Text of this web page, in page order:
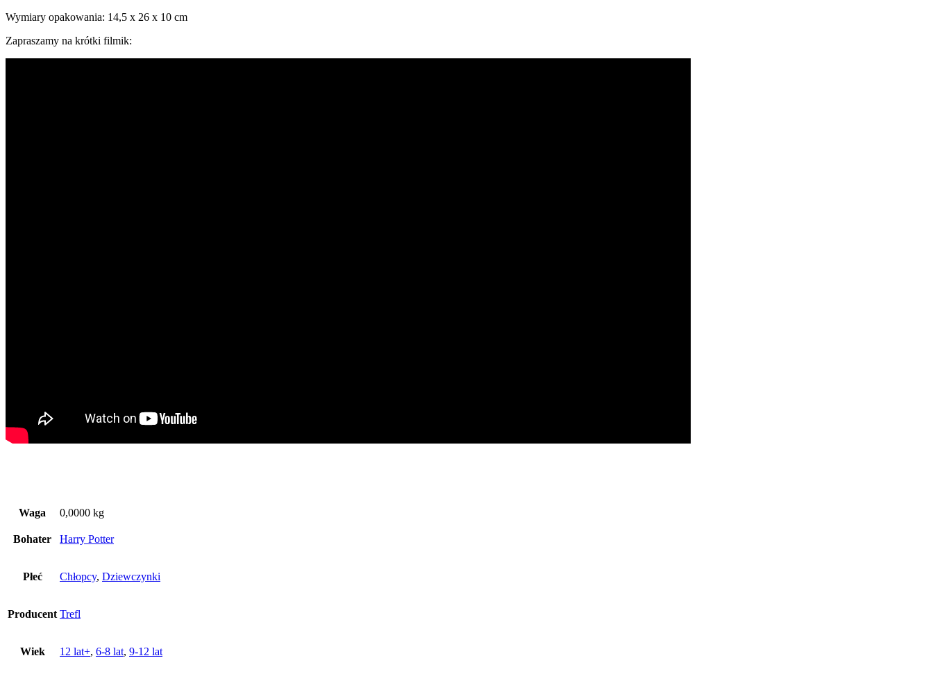
Wymiary opakowania: 14,5 x 26 x 10 cm
Zapraszamy na krótki filmik:
Waga 0,0000 kg
Bohater Harry Potter
Płeć Chłopcy, Dziewczynki
Producent Trefl
Wiek 12 lat+, 6-8 lat, 9-12 lat